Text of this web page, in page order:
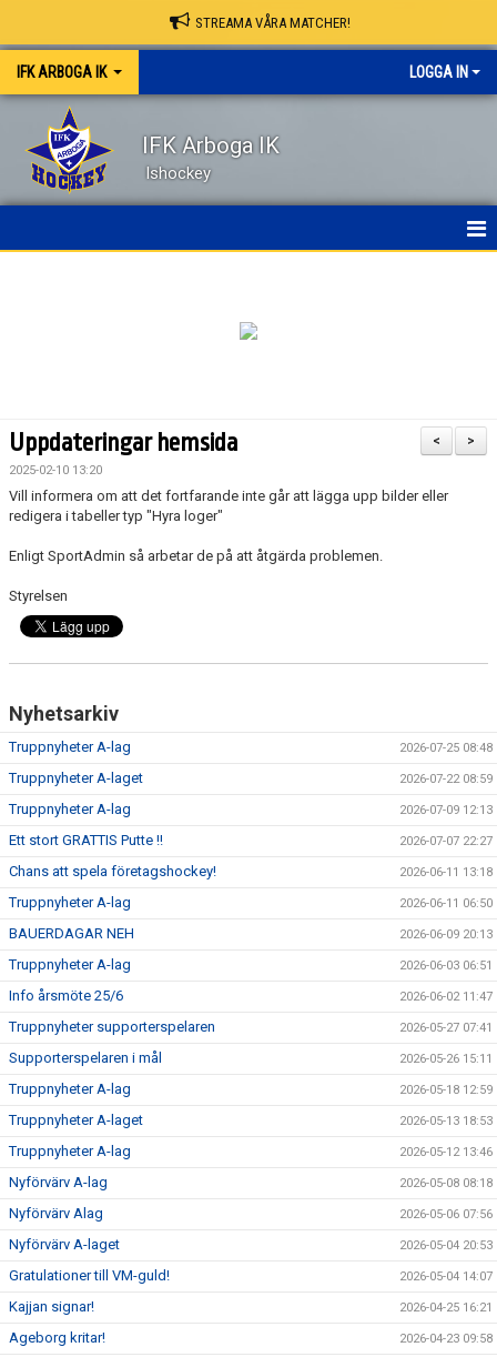
STREAMA VÅRA MATCHER!
IFK ARBOGA IK LOGGA IN
IFK Arboga IK
Ishockey
KALENDER
DOKUMENT
VÅRA LAG
MATCHER
BOKA LOGE OCH MAT
DEN BLÅVITA VÄGEN
BILJETTER
BLI HOCKEYDOMARE
A-LAGETS MATCHER 25/26
SVENSK HOCKEYTV
KLUBBPROFIL
SUPPORTERKLUBBEN
MEDLEMSSKAP
>
<
Uppdateringar hemsida
2025-02-10 13:20
Vill informera om att det fortfarande inte går att lägga upp bilder eller
redigera i tabeller typ "Hyra loger"
Enligt SportAdmin så arbetar de på att åtgärda problemen.
Styrelsen
Nyhetsarkiv
Truppnyheter A-lag 2026-07-25 08:48
Truppnyheter A-laget 2026-07-22 08:59
Truppnyheter A-lag 2026-07-09 12:13
Ett stort GRATTIS Putte !! 2026-07-07 22:27
Chans att spela företagshockey! 2026-06-11 13:18
Truppnyheter A-lag 2026-06-11 06:50
BAUERDAGAR NEH 2026-06-09 20:13
Truppnyheter A-lag 2026-06-03 06:51
Info årsmöte 25/6 2026-06-02 11:47
Truppnyheter supporterspelaren 2026-05-27 07:41
Supporterspelaren i mål 2026-05-26 15:11
Truppnyheter A-lag 2026-05-18 12:59
Truppnyheter A-laget 2026-05-13 18:53
Truppnyheter A-lag 2026-05-12 13:46
Nyförvärv A-lag 2026-05-08 08:18
Nyförvärv Alag 2026-05-06 07:56
Nyförvärv A-laget 2026-05-04 20:53
Gratulationer till VM-guld! 2026-05-04 14:07
Kajjan signar! 2026-04-25 16:21
Ageborg kritar! 2026-04-23 09:58